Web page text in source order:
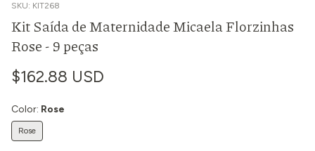
SKU: KIT268
Kit Saída de Maternidade Micaela Florzinhas
Rose - 9 peças
$162.88 USD
Color: Rose
Rose